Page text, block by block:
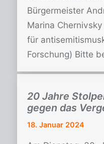
Bürgermeister
Marina
für
Forschung) Bitte
20 Jahre
gegen das
18. Januar 2024